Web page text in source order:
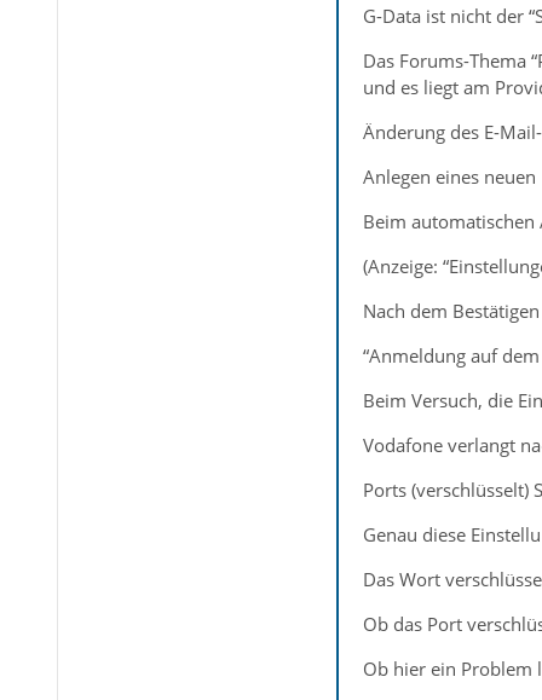
G-Data ist nicht der
Das Forums-Thema
und es liegt am
Änderung des E-
Anlegen eines
Beim automatischen
(Anzeige:
Nach dem
“Anmeldung auf
Beim Versuch, die
Vodafone verlangt
Ports (verschlüsselt)
Genau diese
Das Wort
Ob das Port
Ob hier ein Problem